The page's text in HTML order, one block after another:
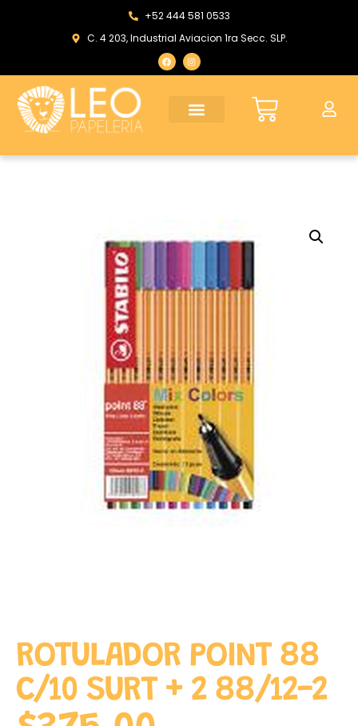
+52 444 581 0533
C. 4 203, Industrial Aviacion 1ra Secc. SLP.
ROTULADOR POINT 88
C/10 SURT + 2 88/12-2